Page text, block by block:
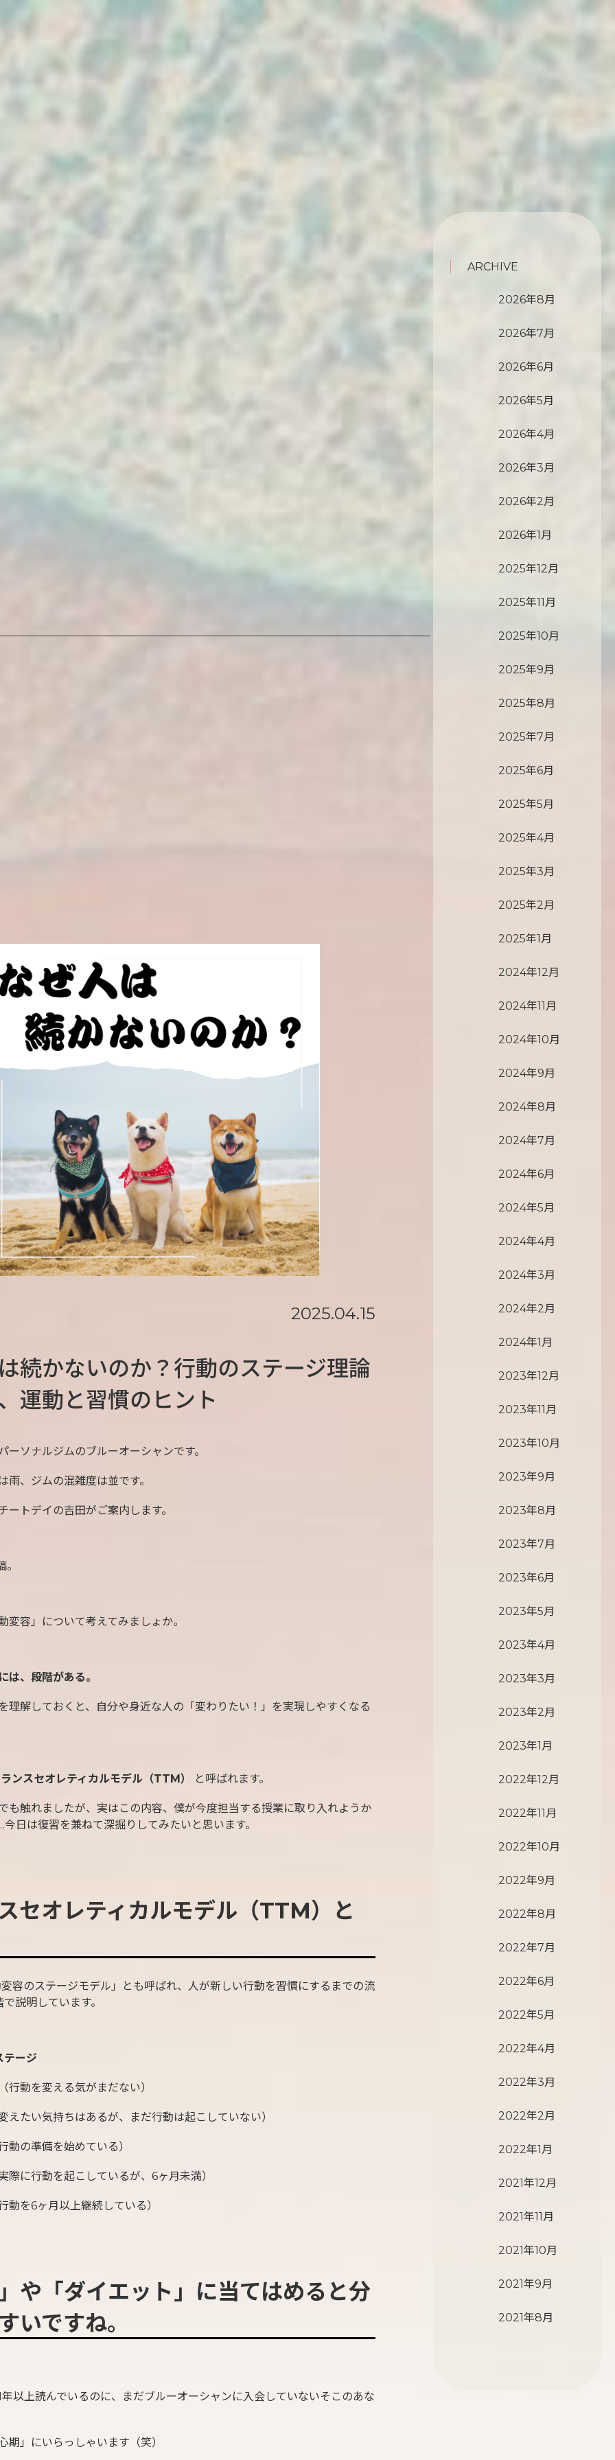
2025.04.15
続かないのか？行動のステージ理論
運動と習慣のヒント
ーソナルジムのブルーオーシャンです。
雨、ジムの混雑度は並です。
ートデイの吉田がご案内します。
変容」について考えてみましょか。
は、段階がある。
理解しておくと、自分や身近な人の「変わりたい！」を実現しやすくなる
ンスセオレティカルモデル（TTM） と呼ばれます。
も触れましたが、実はこの内容、僕が今度担当する授業に取り入れようか
日は復習を兼ねて深掘りしてみたいと思います。
セオレティカルモデル（TTM）と
容のステージモデル」とも呼ばれ、人が新しい行動を習慣にするまでの流
説明しています。
テージ
行動を変える気がまだない）
えたい気持ちはあるが、まだ行動は起こしていない）
動の準備を始めている）
際に行動を起こしているが、6ヶ月未満）
動を6ヶ月以上継続している）
や「ダイエット」に当てはめると分
いですね。
年以上読んでいるのに、まだブルーオーシャンに入会していないそこのあな
期」にいらっしゃいます（笑）
ARCHIVE
2026年8月
2026年7月
2026年6月
2026年5月
2026年4月
2026年3月
2026年2月
2026年1月
2025年12月
2025年11月
2025年10月
2025年9月
2025年8月
2025年7月
2025年6月
2025年5月
2025年4月
2025年3月
2025年2月
2025年1月
2024年12月
2024年11月
2024年10月
2024年9月
2024年8月
2024年7月
2024年6月
2024年5月
2024年4月
2024年3月
2024年2月
2024年1月
2023年12月
2023年11月
2023年10月
2023年9月
2023年8月
2023年7月
2023年6月
2023年5月
2023年4月
2023年3月
2023年2月
2023年1月
2022年12月
2022年11月
2022年10月
2022年9月
2022年8月
2022年7月
2022年6月
2022年5月
2022年4月
2022年3月
2022年2月
2022年1月
2021年12月
2021年11月
2021年10月
2021年9月
2021年8月